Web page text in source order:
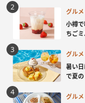
グルメ
小樽
ちご
グルメ
暑い
で夏
グルメ